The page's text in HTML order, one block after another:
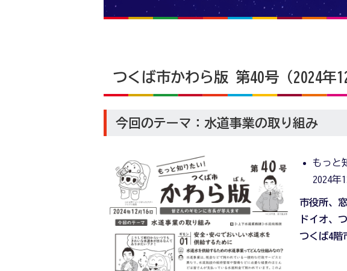
つくば市かわら版 第40号（2024年
今回のテーマ：水道事業の取り組み
もっと
2024年
市役所、
ドイオ、
つくば4階